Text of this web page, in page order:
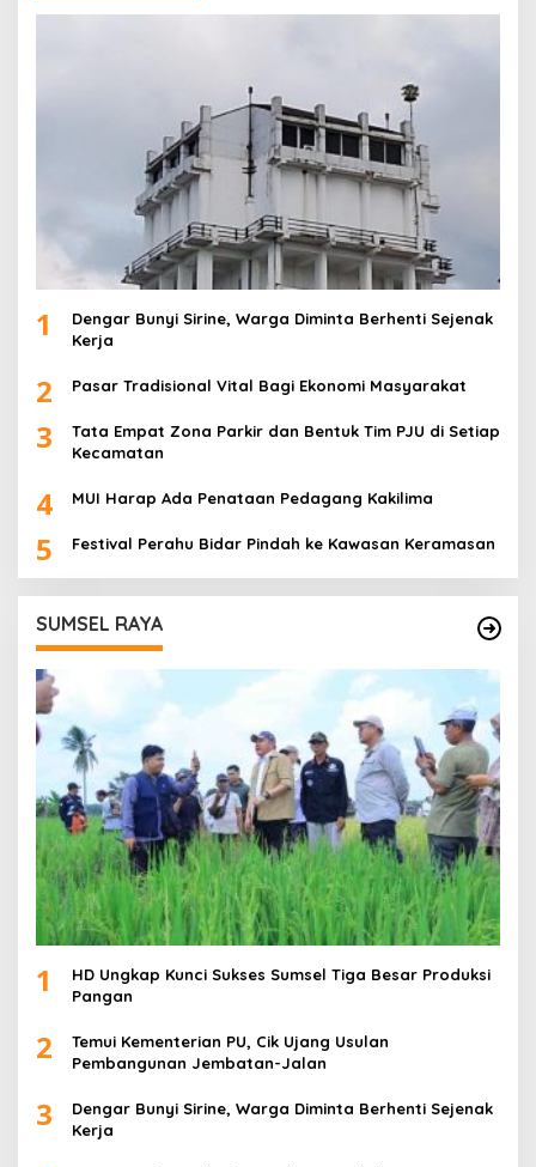
1
Dengar Bunyi Sirine, Warga Diminta Berhenti Sejenak
Kerja
2 Pasar Tradisional Vital Bagi Ekonomi Masyarakat
3
Tata Empat Zona Parkir dan Bentuk Tim PJU di Setiap
Kecamatan
4 MUI Harap Ada Penataan Pedagang Kakilima
5 Festival Perahu Bidar Pindah ke Kawasan Keramasan
SUMSEL RAYA
1
HD Ungkap Kunci Sukses Sumsel Tiga Besar Produksi
Pangan
2
Temui Kementerian PU, Cik Ujang Usulan
Pembangunan Jembatan-Jalan
3
Dengar Bunyi Sirine, Warga Diminta Berhenti Sejenak
Kerja